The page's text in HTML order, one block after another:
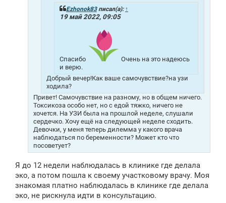
Ezhonok83писал(а): ↑
19 май 2022, 09:05
Спасибо
Очень на это надеюсь
и верю.
Добрый вечер!Как ваше самочувствие?на узи
ходила?
Привет! Самочувствие на разному, но в общем ничего.
Токсикоза особо нет, но с едой тяжко, ничего не
хочется. На УЗИ была на прошлой неделе, слушали
сердечко. Хочу ещё на следующей неделе сходить.
Девочки, у меня теперь дилемма у какого врача
наблюдаться по беременности? Может кто что
посоветует?
Я до 12 недели наблюдалась в клинике где делала
эко, а потом пошла к своему участковому врачу. Моя
знакомая платно наблюдалась в клинике где делала
эко, не рискнула идти в консультацию.